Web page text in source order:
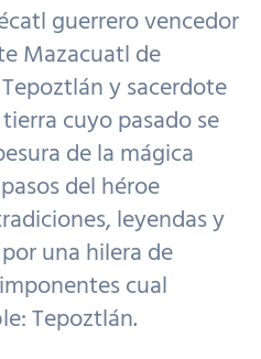
guerrero vencedor
Mazacuatl de
y sacerdote
cuyo pasado se
de la mágica
del héroe
leyendas y
una hilera de
cual
Tepoztlán.